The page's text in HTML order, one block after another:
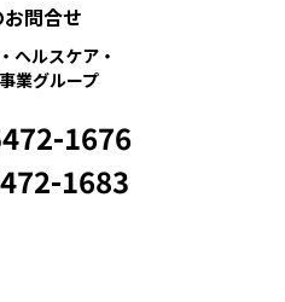
問合せ
ヘルスケア・
業グループ
1676
1683